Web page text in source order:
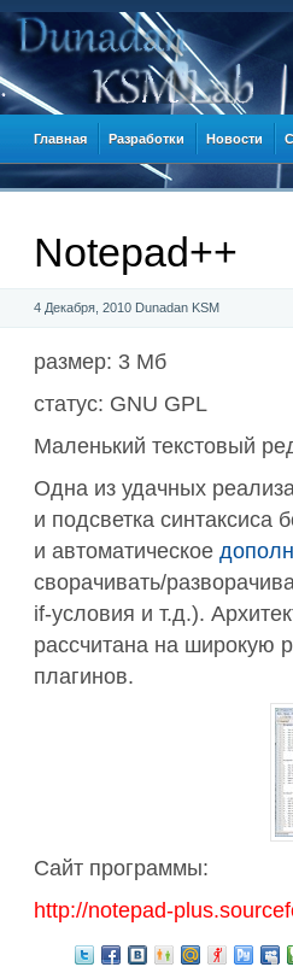
Главная Разработки Новости
Notepad++
4 Декабря, 2010 Dunadan KSM
размер: 3 Мб
статус: GNU GPL
Маленький текстовый
Одна из удачных
и подсветка
и автоматическое
сворачивать/
if-условия и т.д.).
рассчитана на широкую
плагинов.
Сайт программы:
http://notepad-